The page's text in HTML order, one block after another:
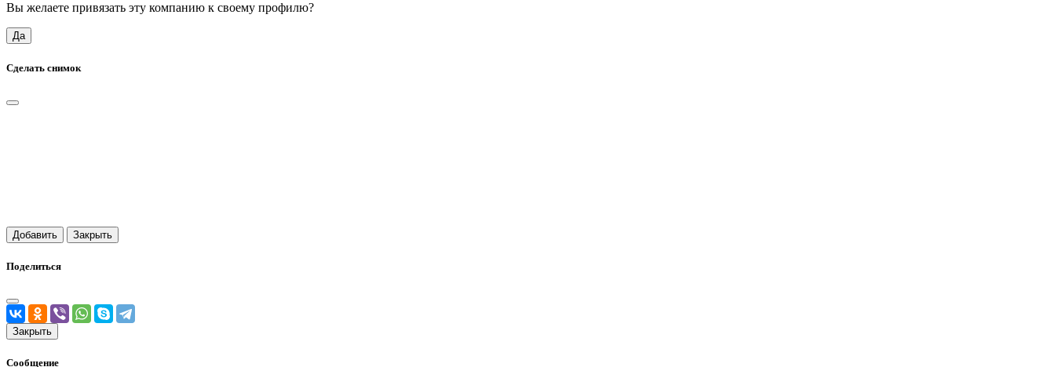
Вы желаете привязать эту компанию к своему профилю?
Да
Сделать снимок
Добавить Закрыть
Поделиться
Закрыть
Сообщение